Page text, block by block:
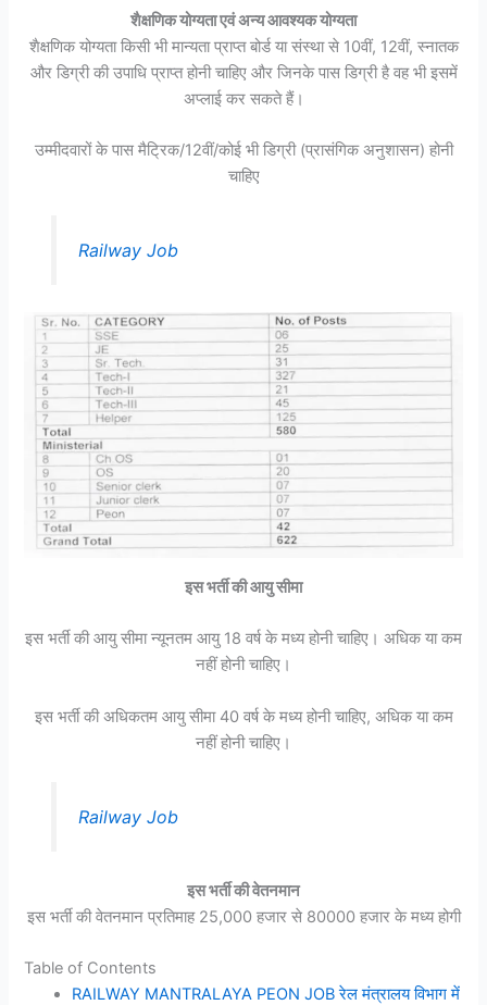
शैक्षणिक योग्यता एवं अन्य आवश्यक योग्यता
शैक्षणिक योग्यता किसी भी मान्यता प्राप्त बोर्ड या संस्था से 10वीं, 12वीं, स्नातक
और डिग्री की उपाधि प्राप्त होनी चाहिए और जिनके पास डिग्री है वह भी इसमें
अप्लाई कर सकते हैं।
उम्मीदवारों के पास मैट्रिक/12वीं/कोई भी डिग्री (प्रासंगिक अनुशासन) होनी
चाहिए
Railway Job
इस भर्ती की आयु सीमा
इस भर्ती की आयु सीमा न्यूनतम आयु 18 वर्ष के मध्य होनी चाहिए। अधिक या कम
नहीं होनी चाहिए।
इस भर्ती की अधिकतम आयु सीमा 40 वर्ष के मध्य होनी चाहिए, अधिक या कम
नहीं होनी चाहिए।
Railway Job
इस भर्ती की वेतनमान
इस भर्ती की वेतनमान प्रतिमाह 25,000 हजार से 80000 हजार के मध्य होगी
Table of Contents
RAILWAY MANTRALAYA PEON JOB रेल मंत्रालय विभाग में